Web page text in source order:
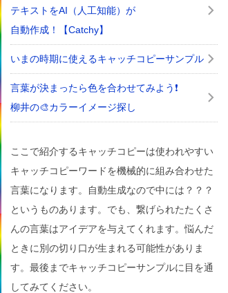
テキストをAI（人工知能）が
自動作成！【Catchy】
いまの時期に使えるキャッチコピーサンプル
言葉が決まったら色を合わせてみよう❗
柳井の🎨カラーイメージ探し
ここで紹介するキャッチコピーは使われやすい
キャッチコピーワードを機械的に組み合わせた
言葉になります。自動生成なので中には？？？
というものあります。でも、繋げられたたくさ
んの言葉はアイデアを与えてくれます。悩んだ
ときに別の切り口が生まれる可能性がありま
す。最後までキャッチコピーサンプルに目を通
してみてください。